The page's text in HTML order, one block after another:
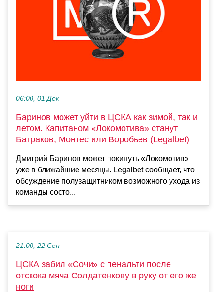
06:00, 01 Дек
Баринов может уйти в ЦСКА как зимой, так и
летом. Капитаном «Локомотива» станут
Батраков, Монтес или Воробьев (Legalbet)
Дмитрий Баринов может покинуть «Локомотив»
уже в ближайшие месяцы. Legalbet сообщает, что
обсуждение полузащитником возможного ухода из
команды состо...
21:00, 22 Сен
ЦСКА забил «Сочи» с пенальти после
отскока мяча Солдатенкову в руку от его же
ноги